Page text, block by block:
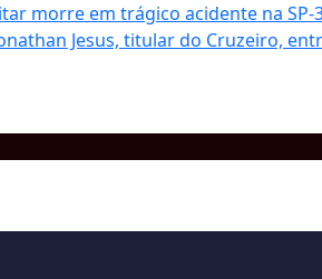
morre em trágico acidente na SP-
Jesus, titular do Cruzeiro,